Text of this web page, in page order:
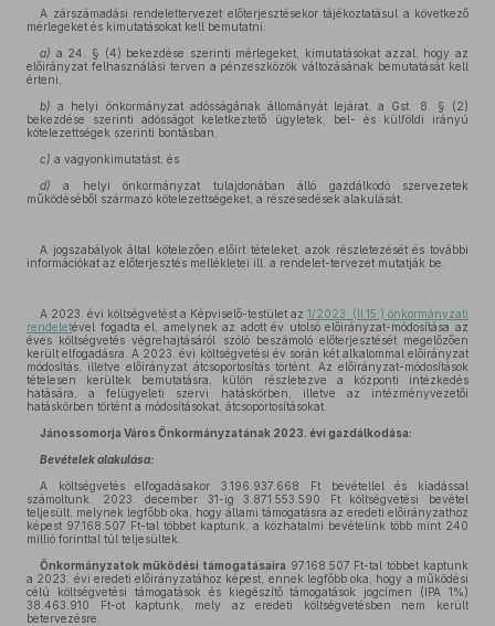
A zárszámadási rendelettervezet előterjesztésekor tájékoztatásul a következő
mérlegeket és kimutatásokat kell bemutatni:
a) a 24. § (4) bekezdése szerinti mérlegeket, kimutatásokat azzal, hogy az
előirányzat felhasználási terven a pénzeszközök változásának bemutatását kell
érteni,
b)a helyi önkormányzat adósságának állományát lejárat, a Gst. 8. § (2)
bekezdése szerinti adósságot keletkeztető ügyletek, bel- és külföldi irányú
kötelezettségek szerinti bontásban,
c) a vagyonkimutatást, és
d)a helyi önkormányzat tulajdonában álló gazdálkodó szervezetek
működéséből származó kötelezettségeket, a részesedések alakulását.
A jogszabályok által kötelezően előírt tételeket, azok részletezését és további
információkat az előterjesztés mellékletei ill. a rendelet-tervezet mutatják be.
A 2023. évi költségvetést a Képviselő-testület az 1/2023. (II.15.) önkormányzati
rendeletével fogadta el, amelynek az adott év utolsó előirányzat-módosítása az
éves költségvetés végrehajtásáról szóló beszámoló előterjesztését megelőzően
került elfogadásra. A 2023. évi költségvetési év során két alkalommal előirányzat
módosítás, illetve előirányzat átcsoportosítás történt. Az előirányzat-módosítások
tételesen kerültek bemutatásra, külön részletezve a központi intézkedés
hatására, a felügyeleti szervi hatáskörben, illetve az intézményvezetői
hatáskörben történt a módosításokat, átcsoportosításokat.
Jánossomorja Város Önkormányzatának 2023. évi gazdálkodása:
Bevételek alakulása:
A költségvetés elfogadásakor 3.196.937.668 Ft bevétellel és kiadással
számoltunk. 2023. december 31-ig 3.871.553.590 Ft költségvetési bevétel
teljesült, melynek legfőbb oka, hogy állami támogatásra az eredeti előirányzathoz
képest 97.168.507 Ft-tal többet kaptunk, a közhatalmi bevételink több mint 240
millió forinttal túl teljesültek.
Önkormányzatok működési támogatásaira 97.168.507 Ft-tal többet kaptunk
a 2023. évi eredeti előirányzatához képest, ennek legfőbb oka, hogy a működési
célú költségvetési támogatások és kiegészítő támogatások jogcímen (IPA 1%)
38.463.910 Ft-ot kaptunk, mely az eredeti költségvetésben nem került
betervezésre.